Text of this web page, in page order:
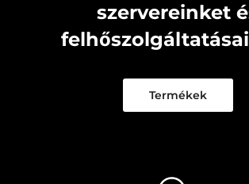
szervereinket
Termékek